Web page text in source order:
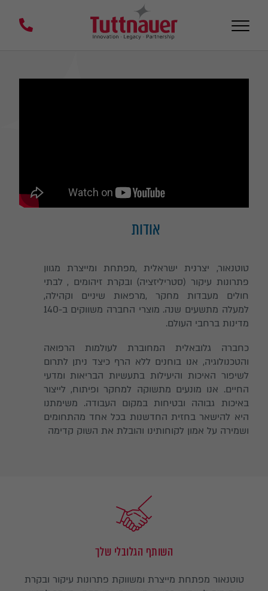
אודות
טוטנאור, יצרנית ישראלית ,מפתחת ומייצרת מגוון
פתרונות עיקור (סטריליזציה) ובקרת זיהומים , לבתי
חולים מעבדות מחקר ,מרפאות שיניים וקהילה,
למעלה מתשעים שנה. מוצרי החברה משווקים ב-140
מדינות ברחבי העולם.
כחברה גלובאלית המחוברת לעולמות הרפואה
והטכנולוגיה, אנו בוחנים ללא הרף כיצד ניתן לתרום
לשיפור האיכות והיעילות בתעשיות הבריאות ומדעי
החיים. אנו מונעים מתשוקה למחקר ופיתוח, לייצור
באיכות גבוהה ובטיחות במקום העבודה. משימתנו
היא להישאר בחזית החדשנות בכל אחד מהתחומים
ושמירה על אמון לקוחותינו והובלת את השוק קדימה
השותף הגלובלי שלך
טוטנאור מפתחת מייצרת ומשווקת פתרונות עיקור ובקרת